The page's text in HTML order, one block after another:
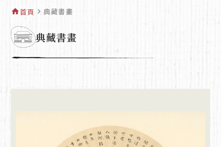
home首頁 navigate_next典藏書畫
典藏書畫